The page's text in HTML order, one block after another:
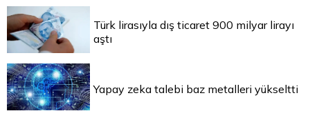
Türk lirasıyla dış ticaret 900 milyar lirayı
aştı
Yapay zeka talebi baz metalleri yükseltti